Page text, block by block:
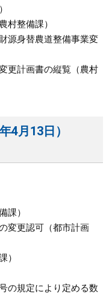
村整備課）
源身替農道整備事業変
更計画書の縦覧（農村
4月13日）
課）
変更認可（都市計画
）
の規定により定める数